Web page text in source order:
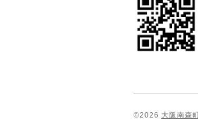
©2026 大阪南森